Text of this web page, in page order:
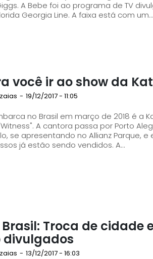
"Meant to Be"
Georgia Line. A faixa está com um...
você ir ao show da
- 19/12/2017 - 11:05
no Brasil em março de 2018 é a
no dia 14, na Arena do
se apresentando no Allianz Parque,
Janeiro dia 18. Os ingressos já estão sendo vendidos. A...
Troca de cidade
divulgados
- 13/12/2017 - 16:03